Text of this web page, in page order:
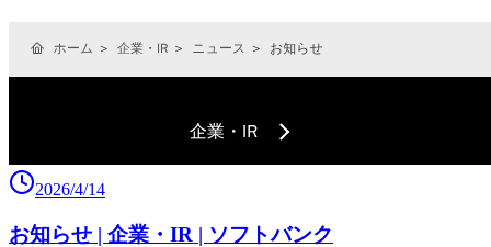
2026/4/14
お知らせ | 企業・IR | ソフトバンク